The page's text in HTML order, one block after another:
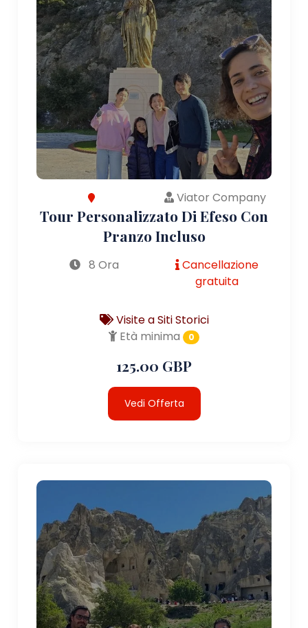
Viator Company
Tour Personalizzato Di Efeso Con
Pranzo Incluso
8 Ora
Cancellazione
gratuita
Visite a Siti Storici
Età minima
0
125.00 GBP
Vedi Offerta